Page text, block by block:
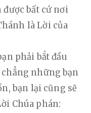
bất cứ nơi
là Lời của
phải bắt đầu
những bạn
bạn lại cũng sẽ
Chúa phán: